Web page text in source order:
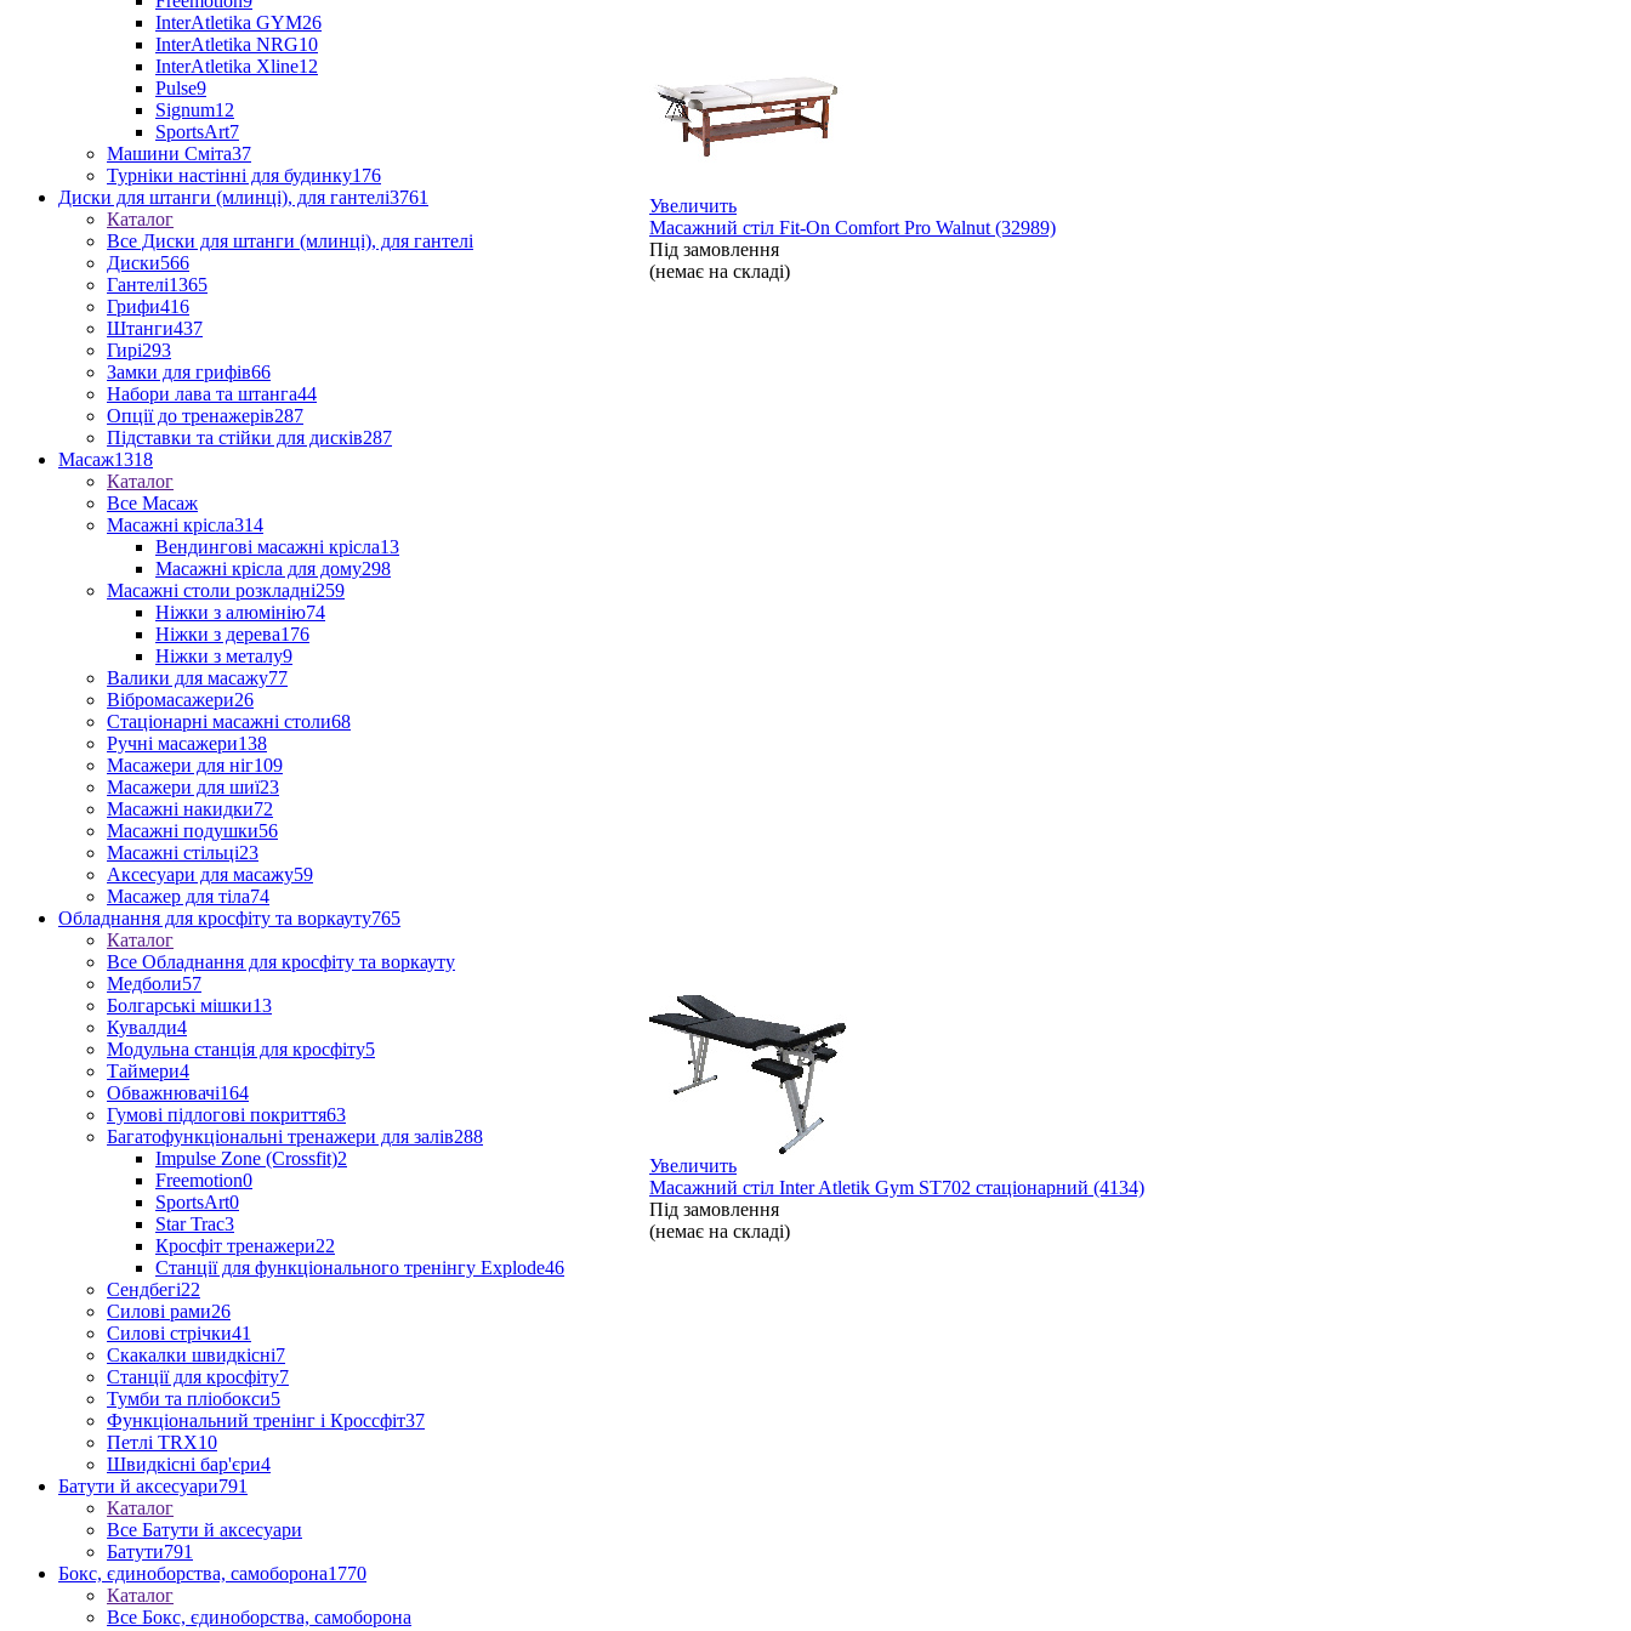
InterAtletika GYM26
InterAtletika NRG10
InterAtletika Xline12
Pulse9
Signum12
SportsArt7
Машини Сміта37
Турніки настінні для будинку176
Диски для штанги (млинці), для гантелі3761
Каталог
Все Диски для штанги (млинці), для гантелі
Диски566
Гантелі1365
Грифи416
Штанги437
Гирі293
Замки для грифів66
Набори лава та штанга44
Опції до тренажерів287
Підставки та стійки для дисків287
Масаж1318
Каталог
Все Масаж
Масажні крісла314
Вендингові масажні крісла13
Масажні крісла для дому298
Масажні столи розкладні259
Ніжки з алюмінію74
Ніжки з дерева176
Ніжки з металу9
Валики для масажу77
Вібромасажери26
Стаціонарні масажні столи68
Ручні масажери138
Масажери для ніг109
Масажери для шиї23
Масажні накидки72
Масажні подушки56
Масажні стільці23
Аксесуари для масажу59
Масажер для тіла74
Обладнання для кросфіту та воркауту765
Каталог
Все Обладнання для кросфіту та воркауту
Медболи57
Болгарські мішки13
Кувалди4
Модульна станція для кросфіту5
Таймери4
Обважнювачі164
Гумові підлогові покриття63
Багатофункціональні тренажери для залів288
Impulse Zone (Crossfit)2
Freemotion0
SportsArt0
Star Trac3
Кросфіт тренажери22
Станції для функціонального тренінгу Explode46
Сендбегі22
Силові рами26
Силові стрічки41
Скакалки швидкісні7
Станції для кросфіту7
Тумби та пліобокси5
Функціональний тренінг і Кроссфіт37
Петлі TRX10
Швидкісні бар'єри4
Батути й аксесуари791
Каталог
Все Батути й аксесуари
Батути791
Бокс, єдиноборства, самоборона1770
Каталог
Все Бокс, єдиноборства, самоборона
Увеличить
Масажний стіл Fit-On Comfort Pro Walnut (32989)
Під замовлення
(немає на складі)
Увеличить
Масажний стіл Inter Atletik Gym ST702 стаціонарний (4134)
Під замовлення
(немає на складі)